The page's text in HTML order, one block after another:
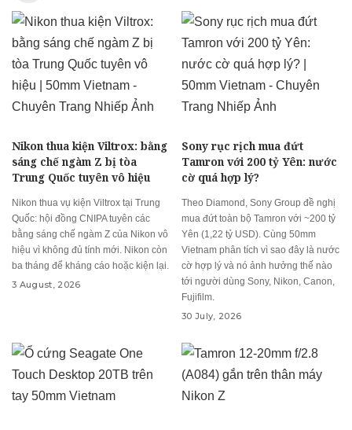
Nikon thua kiện Viltrox: bằng
sáng chế ngàm Z bị tòa
Trung Quốc tuyên vô hiệu
Nikon thua vụ kiện Viltrox tại Trung
Quốc: hội đồng CNIPA tuyên các
bằng sáng chế ngàm Z của Nikon vô
hiệu vì không đủ tính mới. Nikon còn
ba tháng để kháng cáo hoặc kiện lại.
3 August, 2026
Sony rục rịch mua đứt
Tamron với 200 tỷ Yên: nước
cờ quá hợp lý?
Theo Diamond, Sony Group đề nghị
mua đứt toàn bộ Tamron với ~200 tỷ
Yên (1,22 tỷ USD). Cùng 50mm
Vietnam phân tích vì sao đây là nước
cờ hợp lý và nó ảnh hưởng thế nào
tới người dùng Sony, Nikon, Canon,
Fujifilm.
30 July, 2026